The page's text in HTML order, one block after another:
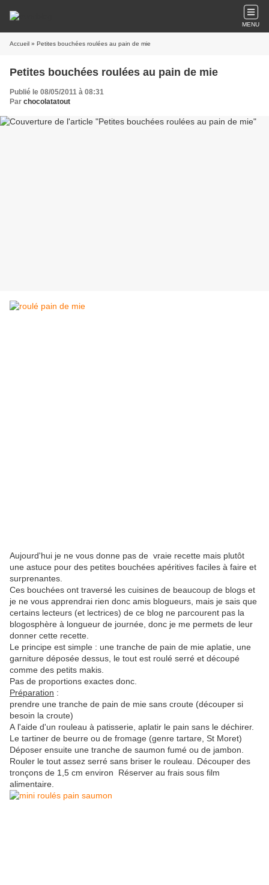
MENU
Accueil » Petites bouchées roulées au pain de mie
Petites bouchées roulées au pain de mie
Publié le 08/05/2011 à 08:31
Par chocolatatout
Aujourd'hui je ne vous donne pas de vraie recette mais plutôt
une astuce pour des petites bouchées apéritives faciles à faire et
surprenantes.
Ces bouchées ont traversé les cuisines de beaucoup de blogs et
je ne vous apprendrai rien donc amis blogueurs , mais je sais que
certains lecteurs (et lectrices) de ce blog ne parcourent pas la
blogosphère à longueur de journée, donc je me permets de leur
donner cette recette.
Le principe est simple : une tranche de pain de mie aplatie, une
garniture déposée dessus, le tout est roulé serré et découpé
comme des petits makis.
Pas de proportions exactes donc.
Préparation :
prendre une tranche de pain de mie sans croute (découper si
besoin la croute)
A l'aide d'un rouleau à patisserie, aplatir le pain sans le déchirer.
Le tartiner de beurre ou de fromage (genre tartare, St Moret)
Déposer ensuite une tranche de saumon fumé ou de jambon.
Rouler le tout assez serré sans briser le rouleau. Découper des
tronçons de 1,5 cm environ Réserver au frais sous film
alimentaire.